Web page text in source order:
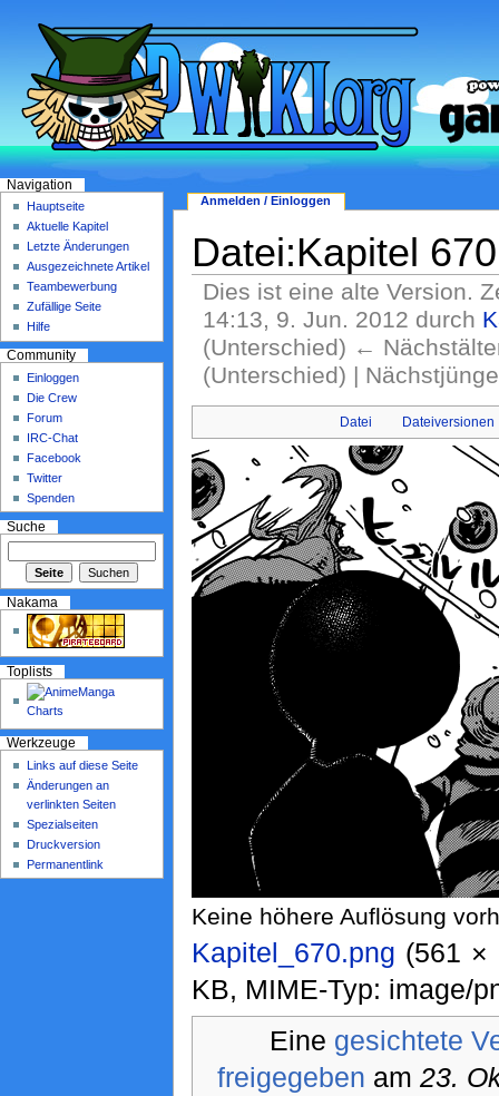
Datei:Kapitel
Dies ist eine alte Version.
14:13, 9. Jun. 2012 durch
(Unterschied) ←
(Unterschied) |
Datei Dateiversionen
Keine höhere Auflösung
Kapitel_670.png
(561
KB, MIME-Typ: image/
Eine gesichtete
freigegeben am23.
Anmelden / Einloggen
Navigation
Hauptseite
Aktuelle Kapitel
Letzte Änderungen
Ausgezeichnete Artikel
Teambewerbung
Zufällige Seite
Hilfe
Community
Einloggen
Die Crew
Forum
IRC-Chat
Facebook
Twitter
Spenden
Suche
Nakama
Toplists
Werkzeuge
Links auf diese Seite
Änderungen an
verlinkten Seiten
Spezialseiten
Druckversion
Permanentlink